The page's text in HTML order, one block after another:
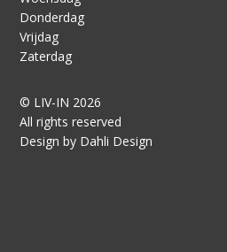
Donderdag
Vrijdag
Zaterdag
© LIV-IN 2026
All rights reserved
Design by Dahli Design